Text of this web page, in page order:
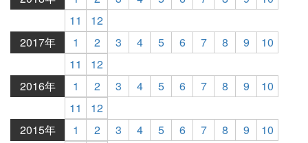
11
12
2017年
1 2 3 4 5 6 7 8 9
10
11
12
2016年
1 2 3 4 5 6 7 8 9
10
11
12
2015年
1 2 3 4 5 6 7 8 9
10